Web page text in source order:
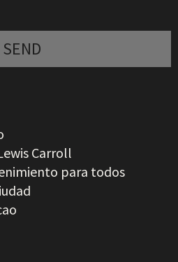
Carroll
para todos